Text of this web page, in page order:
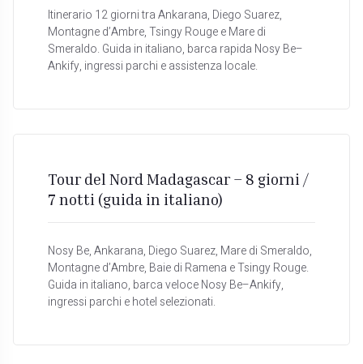
Itinerario 12 giorni tra Ankarana, Diego Suarez,
Montagne d’Ambre, Tsingy Rouge e Mare di
Smeraldo. Guida in italiano, barca rapida Nosy Be–
Ankify, ingressi parchi e assistenza locale.
Tour del Nord Madagascar – 8 giorni /
7 notti (guida in italiano)
Nosy Be, Ankarana, Diego Suarez, Mare di Smeraldo,
Montagne d’Ambre, Baie di Ramena e Tsingy Rouge.
Guida in italiano, barca veloce Nosy Be–Ankify,
ingressi parchi e hotel selezionati.